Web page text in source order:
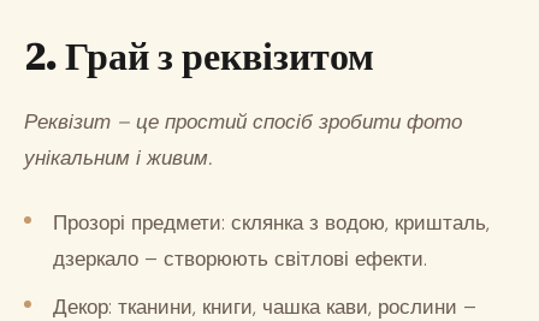
2. Грай з реквізитом
Реквізит – це простий спосіб зробити фото
унікальним і живим.
Прозорі предмети: склянка з водою, кришталь,
дзеркало – створюють світлові ефекти.
Декор: тканини, книги, чашка кави, рослини –